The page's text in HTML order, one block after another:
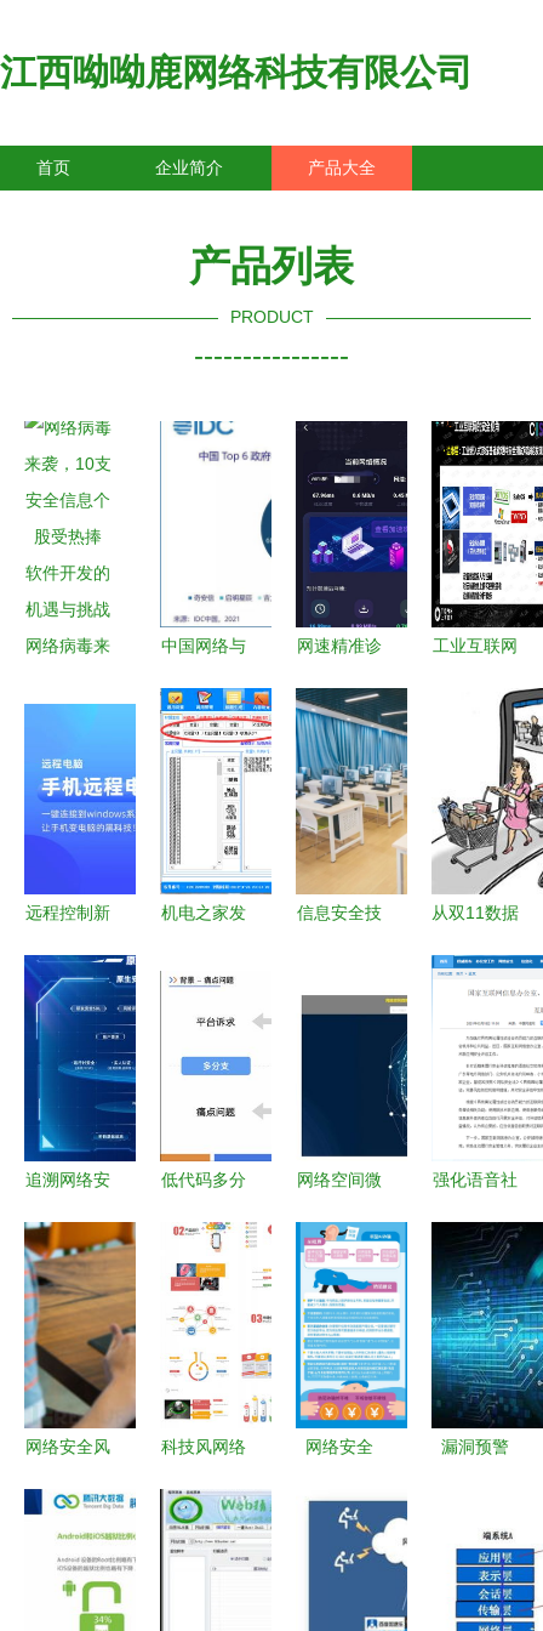
江西呦呦鹿网络科技有限公司
首页 企业简介 产品大全
产品列表
PRODUCT
----------------
网络病毒来
受热捧 软
件开发的机
遇与挑战
中国网络与
件行业分析
2020年政
府市场需求
驱动与技术
演进
网速精准诊
络测试加速
器安卓最新
版v1.0.0免
费下载指南
工业互联网
全技术发展
及趋势分析
远程控制新
下载远程电
脑软件安卓
最新版
机电之家发
络信息安全
软件开发的
融合发展
信息安全技
从双11数据
与信息安全
软件开发
如何守护线
上购物狂欢
的'生命
线'？
追溯网络安
原生安全范
式框架v1.0
外滩大会正
式发布
低代码多分
的建设与实
践 保障网
络与信息安
全软件开发
的新路径
网络空间微
系统设计与
实现——基
于爬虫技术
的网络与信
息安全开发
实践
强化语音社
造技术安全
评估 构筑
网络与信息
安全防线
网络安全风
界达沃斯论
坛到
Chrome应
科技风网络
发PPT模板
下载——24
网络安全
人民安全的
基石——兼
漏洞预警
件存在高危
漏洞的通报